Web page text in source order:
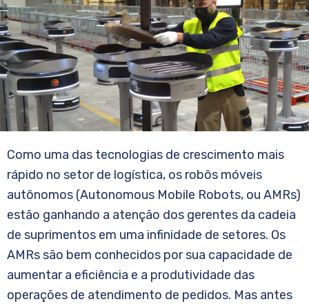
Como uma das tecnologias de crescimento mais
rápido no setor de logística, os robôs móveis
autônomos (Autonomous Mobile Robots, ou AMRs)
estão ganhando a atenção dos gerentes da cadeia
de suprimentos em uma infinidade de setores. Os
AMRs são bem conhecidos por sua capacidade de
aumentar a eficiência e a produtividade das
operações de atendimento de pedidos. Mas antes